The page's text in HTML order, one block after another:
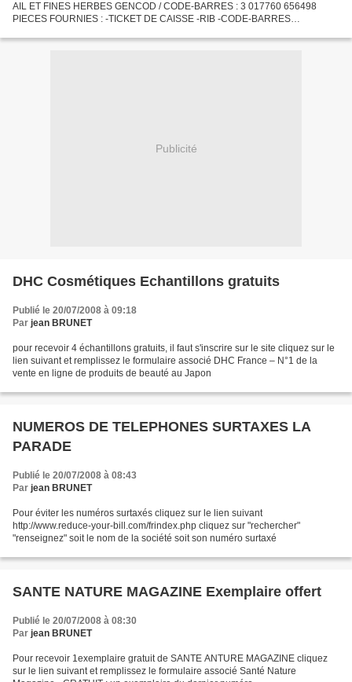
AIL ET FINES HERBES GENCOD / CODE-BARRES : 3 017760 656498
PIECES FOURNIES : -TICKET DE CAISSE -RIB -CODE-BARRES
Publicité
DHC Cosmétiques Echantillons gratuits
Publié le 20/07/2008 à 09:18
Par jean BRUNET
pour recevoir 4 échantillons gratuits, il faut s'inscrire sur le site cliquez sur le
lien suivant et remplissez le formulaire associé DHC France – N°1 de la
vente en ligne de produits de beauté au Japon
NUMEROS DE TELEPHONES SURTAXES LA
PARADE
Publié le 20/07/2008 à 08:43
Par jean BRUNET
Pour éviter les numéros surtaxés cliquez sur le lien suivant
http://www.reduce-your-bill.com/frindex.php cliquez sur "rechercher"
"renseignez" soit le nom de la société soit son numéro surtaxé
SANTE NATURE MAGAZINE Exemplaire offert
Publié le 20/07/2008 à 08:30
Par jean BRUNET
Pour recevoir 1exemplaire gratuit de SANTE ANTURE MAGAZINE cliquez
sur le lien suivant et remplissez le formulaire associé Santé Nature